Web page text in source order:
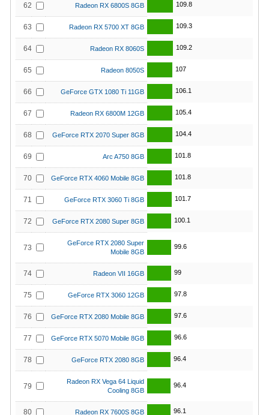
62 Radeon RX 6800S 8GB 109.8
63 Radeon RX 5700 XT 8GB 109.3
64 Radeon RX 8060S 109.2
65 Radeon 8050S 107
66 GeForce GTX 1080 Ti 11GB 106.1
67 Radeon RX 6800M 12GB 105.4
68 GeForce RTX 2070 Super 8GB 104.4
69 Arc A750 8GB 101.8
70 GeForce RTX 4060 Mobile 8GB 101.8
71 GeForce RTX 3060 Ti 8GB 101.7
72 GeForce RTX 2080 Super 8GB 100.1
73
GeForce RTX 2080 Super
Mobile 8GB
99.6
74 Radeon VII 16GB 99
75 GeForce RTX 3060 12GB 97.8
76 GeForce RTX 2080 Mobile 8GB 97.6
77 GeForce RTX 5070 Mobile 8GB 96.6
78 GeForce RTX 2080 8GB 96.4
79
Radeon RX Vega 64 Liquid
Cooling 8GB
96.4
80 Radeon RX 7600S 8GB 96.1